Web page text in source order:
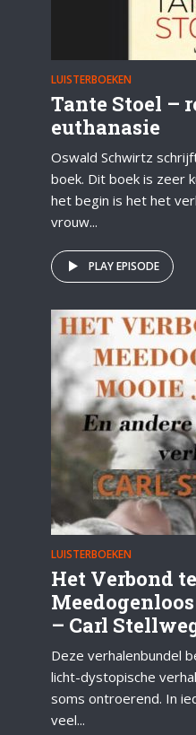
LUISTERBOEKEN
Tante Stoel –
euthanasie
Oswald Schwirtz
boek. Dit boek is zeer
het begin is het het
vrouw...
PLAY EPISODE
LUISTERBOEKEN
Het Verbond
– Carl
Deze verhalenbundel
licht-dystopische
soms ontroerend. In
veel...